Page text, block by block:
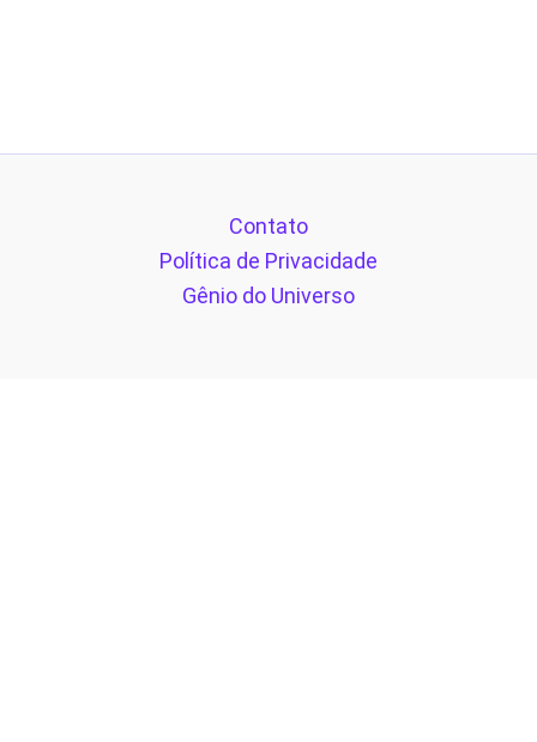
Contato
Política de Privacidade
Gênio do Universo